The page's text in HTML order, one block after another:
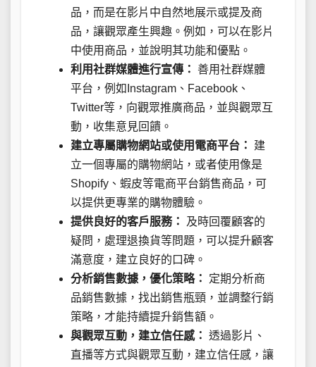
品，而是在影片中自然地展示或提及商
品，讓觀眾產生興趣。例如，可以在影片
中使用商品，並說明其功能和優點。
利用社群媒體進行宣傳： 善用社群媒體
平台，例如Instagram、Facebook、
Twitter等，向觀眾推廣商品，並與觀眾互
動，收集意見回饋。
建立專屬購物網站或使用電商平台：
建
立一個專屬的購物網站，或者使用像是
Shopify、蝦皮等電商平台銷售商品，可
以提供更專業的購物體驗。
提供良好的客戶服務：
及時回覆顧客的
疑問，處理退換貨等問題，可以提升顧客
滿意度，建立良好的口碑。
分析銷售數據，優化策略：
定期分析商
品銷售數據，找出銷售瓶頸，並調整行銷
策略，才能持續提升銷售額。
與觀眾互動，建立信任感： 透過影片、
直播等方式與觀眾互動，建立信任感，讓